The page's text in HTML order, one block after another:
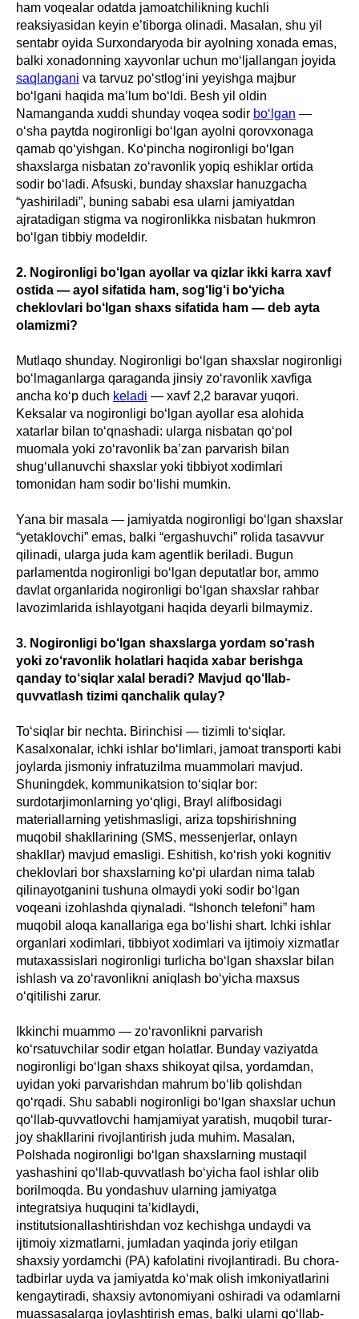
ham voqealar odatda jamoatchilikning kuchli
reaksiyasidan keyin e’tiborga olinadi. Masalan, shu yil
sentabr oyida Surxondaryoda bir ayolning xonada emas,
balki xonadonning xayvonlar uchun mo‘ljallangan joyida
saqlangani va tarvuz po‘stlog‘ini yeyishga majbur
bo‘lgani haqida ma’lum bo‘ldi. Besh yil oldin
Namanganda xuddi shunday voqea sodir bo‘lgan —
o‘sha paytda nogironligi bo‘lgan ayolni qorovxonaga
qamab qo‘yishgan. Ko‘pincha nogironligi bo‘lgan
shaxslarga nisbatan zo‘ravonlik yopiq eshiklar ortida
sodir bo‘ladi. Afsuski, bunday shaxslar hanuzgacha
“yashiriladi”, buning sababi esa ularni jamiyatdan
ajratadigan stigma va nogironlikka nisbatan hukmron
bo‘lgan tibbiy modeldir.
2. Nogironligi bo‘lgan ayollar va qizlar ikki karra xavf
ostida — ayol sifatida ham, sog‘lig‘i bo‘yicha
cheklovlari bo‘lgan shaxs sifatida ham — deb ayta
olamizmi?
Mutlaqo shunday. Nogironligi bo‘lgan shaxslar nogironligi
bo‘lmaganlarga qaraganda jinsiy zo‘ravonlik xavfiga
ancha ko‘p duch keladi — xavf 2,2 baravar yuqori.
Keksalar va nogironligi bo‘lgan ayollar esa alohida
xatarlar bilan to‘qnashadi: ularga nisbatan qo‘pol
muomala yoki zo‘ravonlik ba’zan parvarish bilan
shug‘ullanuvchi shaxslar yoki tibbiyot xodimlari
tomonidan ham sodir bo‘lishi mumkin.
Yana bir masala — jamiyatda nogironligi bo‘lgan shaxslar
“yetaklovchi” emas, balki “ergashuvchi” rolida tasavvur
qilinadi, ularga juda kam agentlik beriladi. Bugun
parlamentda nogironligi bo‘lgan deputatlar bor, ammo
davlat organlarida nogironligi bo‘lgan shaxslar rahbar
lavozimlarida ishlayotgani haqida deyarli bilmaymiz.
3. Nogironligi bo‘lgan shaxslarga yordam so‘rash
yoki zo‘ravonlik holatlari haqida xabar berishga
qanday to‘siqlar xalal beradi? Mavjud qo‘llab-
quvvatlash tizimi qanchalik qulay?
To‘siqlar bir nechta. Birinchisi — tizimli to‘siqlar.
Kasalxonalar, ichki ishlar bo‘limlari, jamoat transporti kabi
joylarda jismoniy infratuzilma muammolari mavjud.
Shuningdek, kommunikatsion to‘siqlar bor:
surdotarjimonlarning yo‘qligi, Brayl alifbosidagi
materiallarning yetishmasligi, ariza topshirishning
muqobil shakllarining (SMS, messenjerlar, onlayn
shakllar) mavjud emasligi. Eshitish, ko‘rish yoki kognitiv
cheklovlari bor shaxslarning ko‘pi ulardan nima talab
qilinayotganini tushuna olmaydi yoki sodir bo‘lgan
voqeani izohlashda qiynaladi. “Ishonch telefoni” ham
muqobil aloqa kanallariga ega bo‘lishi shart. Ichki ishlar
organlari xodimlari, tibbiyot xodimlari va ijtimoiy xizmatlar
mutaxassislari nogironligi turlicha bo‘lgan shaxslar bilan
ishlash va zo‘ravonlikni aniqlash bo‘yicha maxsus
o‘qitilishi zarur.
Ikkinchi muammo — zo‘ravonlikni parvarish
ko‘rsatuvchilar sodir etgan holatlar. Bunday vaziyatda
nogironligi bo‘lgan shaxs shikoyat qilsa, yordamdan,
uyidan yoki parvarishdan mahrum bo‘lib qolishdan
qo‘rqadi. Shu sababli nogironligi bo‘lgan shaxslar uchun
qo‘llab-quvvatlovchi hamjamiyat yaratish, muqobil turar-
joy shakllarini rivojlantirish juda muhim. Masalan,
Polshada nogironligi bo‘lgan shaxslarning mustaqil
yashashini qo‘llab-quvvatlash bo‘yicha faol ishlar olib
borilmoqda. Bu yondashuv ularning jamiyatga
integratsiya huquqini ta’kidlaydi,
institutsionallashtirishdan voz kechishga undaydi va
ijtimoiy xizmatlarni, jumladan yaqinda joriy etilgan
shaxsiy yordamchi (PA) kafolatini rivojlantiradi. Bu chora-
tadbirlar uyda va jamiyatda ko‘mak olish imkoniyatlarini
kengaytiradi, shaxsiy avtonomiyani oshiradi va odamlarni
muassasalarga joylashtirish emas, balki ularni qo‘llab-